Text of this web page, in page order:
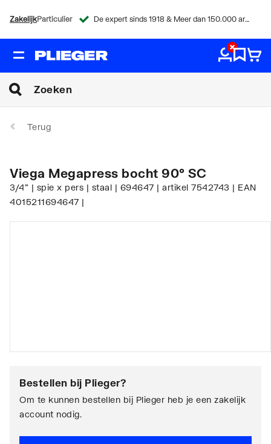
ZakelijkParticulier De expert sinds 1918 & Meer dan 150.000 artikelen
Terug
Viega Megapress bocht 90° SC
3/4" | spie x pers | staal | 694647 | artikel 7542743 | EAN
4015211694647 |
Bestellen bij Plieger?
Om te kunnen bestellen bij Plieger heb je een zakelijk
account nodig.